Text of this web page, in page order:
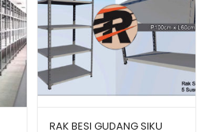
RAK BESI GUDANG SIKU